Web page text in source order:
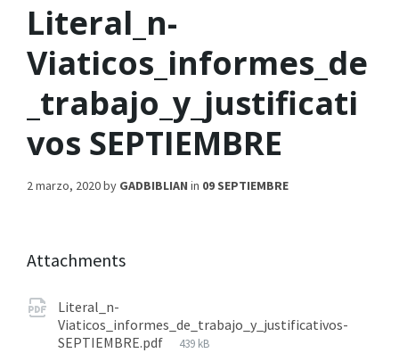
Literal_n-
Viaticos_informes_de
_trabajo_y_justificati
vos SEPTIEMBRE
2 marzo, 2020by GADBIBLIAN in 09 SEPTIEMBRE
Attachments
Literal_n-
Viaticos_informes_de_trabajo_y_justificativos-
SEPTIEMBRE.pdf
439 kB